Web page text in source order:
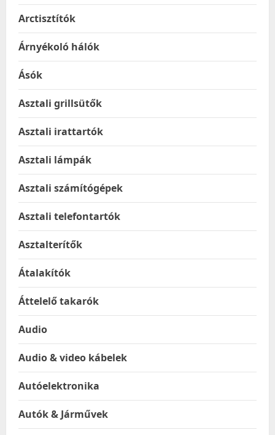
Arctisztítók
Árnyékoló hálók
Ásók
Asztali grillsütők
Asztali irattartók
Asztali lámpák
Asztali számítógépek
Asztali telefontartók
Asztalterítők
Átalakítók
Áttelelő takarók
Audio
Audio & video kábelek
Autóelektronika
Autók & Járművek